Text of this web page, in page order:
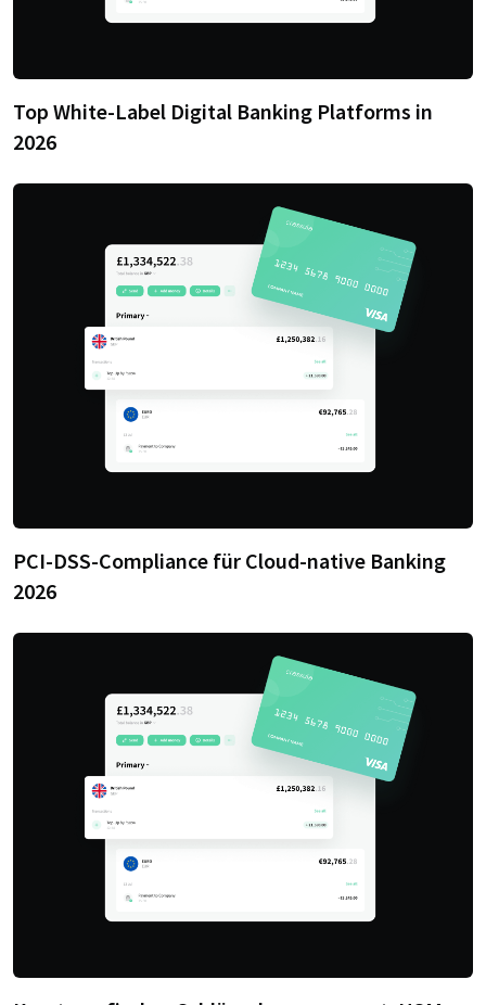
Top White-Label Digital Banking Platforms in
2026
PCI-DSS-Compliance für Cloud-native Banking
2026